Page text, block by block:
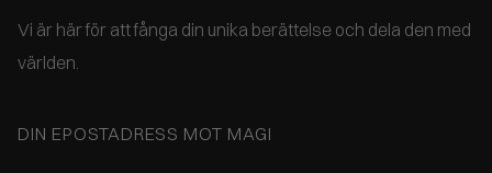
Vi är här för att fånga din unika berättelse och dela den med
världen.